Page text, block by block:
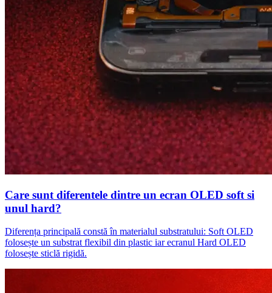
Care sunt diferentele dintre un ecran OLED soft si
unul hard?
Diferența principală constă în materialul substratului: Soft OLED
folosește un substrat flexibil din plastic iar ecranul Hard OLED
folosește sticlă rigidă.